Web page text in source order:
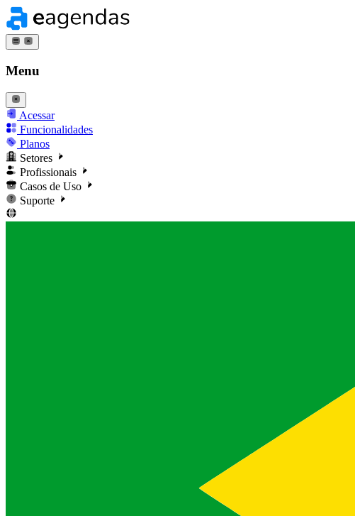
Menu
Acessar
Funcionalidades
Planos
Setores
Profissionais
Casos de Uso
Suporte